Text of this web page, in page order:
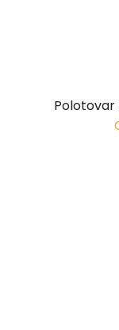
Polotovar